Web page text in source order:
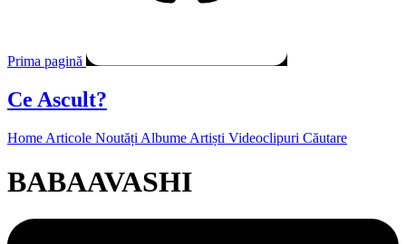
Prima pagină
Ce Ascult?
Home Articole Noutăți Albume Artiști Videoclipuri Căutare
BABAAVASHI